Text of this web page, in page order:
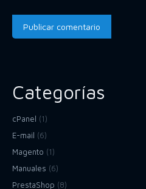
Publicar comentario
Categorías
cPanel (1)
E-mail (6)
Magento (1)
Manuales (6)
PrestaShop (8)